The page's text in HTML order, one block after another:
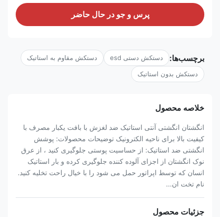
پرس و جو در حال حاضر
برچسب‌ها: دستکش دستی esd دستکش مقاوم به استاتیک
دستکش بدون استاتیک
خلاصه محصول
انگشتان انگشتی آنتی استاتیک ضد لغزش با بافت یکبار مصرف با
کیفیت بالا برای ناحیه الکترونیک توضیحات محصولات: پوشش
انگشتی ضد استاتیک: از حساسیت پوستی جلوگیری کنید ، از عرق
نوک انگشتان از اجزای آلوده کننده جلوگیری کرده و بار استاتیک
انسان که توسط اپراتور حمل می شود را با خیال راحت تخلیه کنید.
نام تخت ان...
جزئیات محصول